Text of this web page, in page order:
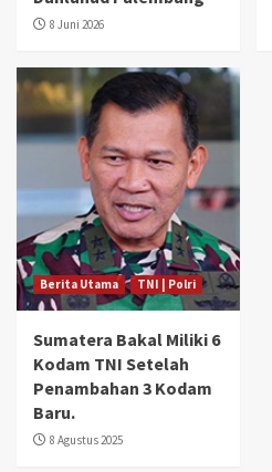
8 Juni 2026
Berita Utama TNI | Polri
Sumatera Bakal Miliki 6
Kodam TNI Setelah
Penambahan 3 Kodam
Baru.
8 Agustus 2025